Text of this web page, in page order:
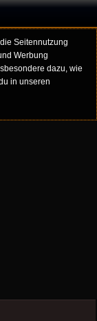
Seitennutzung
Werbung
dazu, wie
in unseren